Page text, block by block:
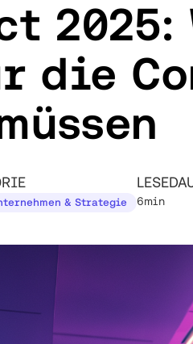
2025:
die
& Strategie 6min